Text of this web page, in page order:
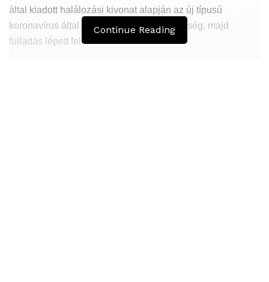
által kiadott halálozási kivonat alapján az új típusú
koronavírus által okozott légzési elégtelenség, majd
fulladás lépett fel.
Continue Reading